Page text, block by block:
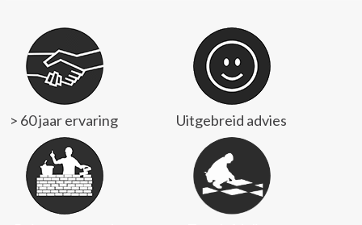
> 60 jaar ervaring Uitgebreid advies